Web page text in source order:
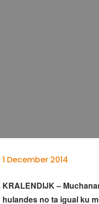
1 December 2014
KRALENDIJK –
hulandes no ta igual ku